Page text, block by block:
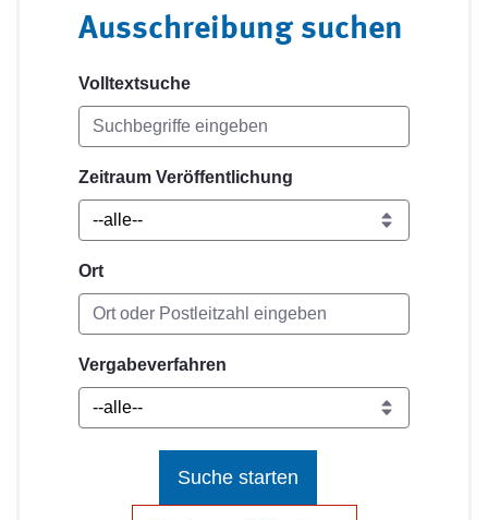
Ausschreibung suchen
Volltextsuche
Zeitraum Veröffentlichung
Ort
Vergabeverfahren
Suche starten